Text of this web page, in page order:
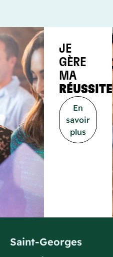
JE
GÈRE
MA
RÉUSSITE
En
savoir
plus
Saint-Georges